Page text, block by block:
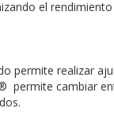
el
permite realizar
permite cambiar